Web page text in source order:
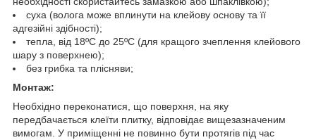
суха (волога може вплинути на клейову основу та її
адгезійні здібності);
тепла, від 18ºС до 25ºС (для кращого зчеплення клейового
шару з поверхнею);
без грибка та плісняви;
Монтаж:
Необхідно переконатися, що поверхня, на яку
передбачається клеїти плитку, відповідає вищезазначеним
вимогам. У приміщенні не повинно бути протягів під час